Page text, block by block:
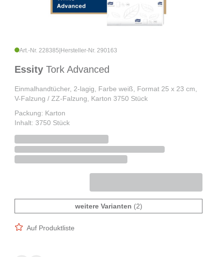
Art.-Nr. 228385 Hersteller-Nr. 290163
Essity Tork Advanced
Einmalhandtücher, 2-lagig, Farbe weiß, Format 25 x 23 cm,
V-Falzung / ZZ-Falzung, Karton 3750 Stück
Packung: Karton
Inhalt: 3750 Stück
weitere Varianten (2)
Auf Produktliste